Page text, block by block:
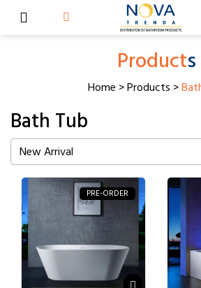
Products
Home >Products >
Bath Tub
New Arrival
PRE-ORDER